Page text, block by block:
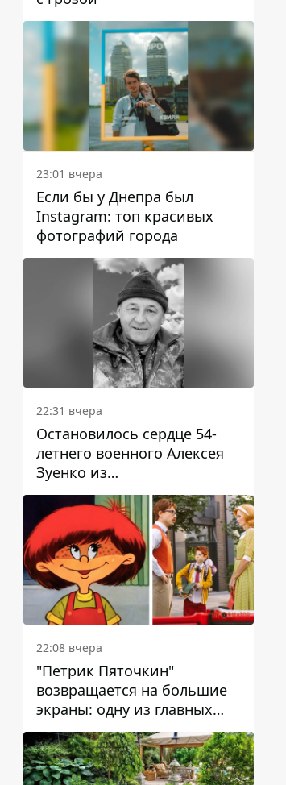
23:01 вчера
Если бы у Днепра был
Instagram: топ красивых
фотографий города
22:31 вчера
Остановилось сердце 54-
летнего военного Алексея
Зуенко из
Днепропетровской области
22:08 вчера
"Петрик Пяточкин"
возвращается на большие
экраны: одну из главных
ролей сыграет 9-летний
днепрянин Александр
Войтеховский